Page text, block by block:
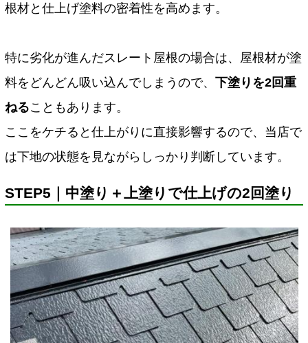
根材と仕上げ塗料の密着性を高めます。
特に劣化が進んだスレート屋根の場合は、屋根材が塗
料をどんどん吸い込んでしまうので、 下塗りを2回重
ねることもあります。
ここをケチると仕上がりに直接影響するので、当店で
は下地の状態を見ながらしっかり判断しています。
STEP5｜中塗り＋上塗りで仕上げの2回塗り